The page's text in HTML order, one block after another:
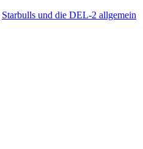
Starbulls und die DEL-2 allgemein